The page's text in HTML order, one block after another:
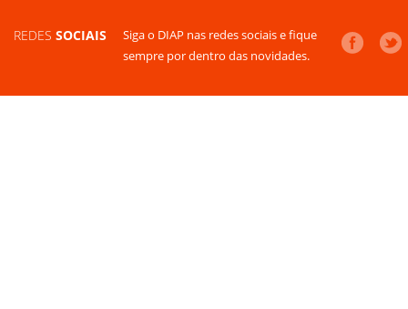
REDES SOCIAIS
Siga o DIAP nas redes sociais e fique
sempre por dentro das novidades.